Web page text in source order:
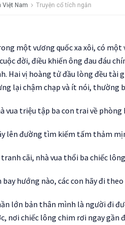
Việt Nam Truyện cổ tích ngắn
một vương quốc xa xôi, có một
đời, điều khiến ông đau đáu
Hai vị hoàng tử đầu lòng đều
lại chậm chạp và ít nói, thường
vua triệu tập ba con trai về
lên đường tìm kiếm tấm thảm
cãi, nhà vua thổi ba chiếc
bay hướng nào, các con hãy đi
lớn bản thân mình là người đi
nơi chiếc lông chim rơi ngay gần